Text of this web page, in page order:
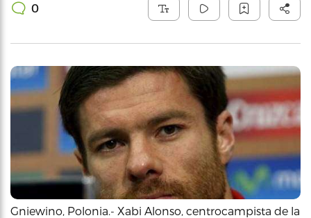
0
Gniewino, Polonia.- Xabi Alonso, centrocampista de la